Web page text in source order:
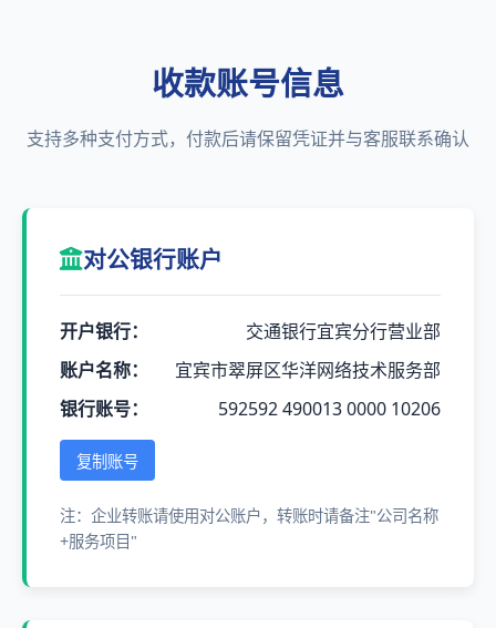
收款账号信息
支持多种支付方式，付款后请保留凭证并与客服联系确认
对公银行账户
开户银行：
交通银行宜宾分行营业部
账户名称：
宜宾市翠屏区华洋网络技术服务部
银行账号：
592592 490013 0000 10206
复制账号
注：企业转账请使用对公账户，转账时请备注"公司名称
+服务项目"